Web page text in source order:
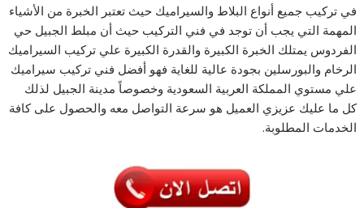
في تركيب جميع أنواع البلاط والسيراميك حيث تعتبر الخبرة من الأشياء
المهمة التي يجب أن توجد في فني التركيب حيث أن مبلط الجبيل حي
الفردوس يمتلك الخبرة الكبيرة والقدرة الكبيرة علي تركيب السيراميك
الرخام والبورسلين بجودة عالية للغاية فهو أفضل فني تركيب سيراميك
علي مستوي المملكة العربية السعودية وخصوصاً مدينة الجبيل لذلك
كل ما عليك عزيزي العميل هو سرعة التواصل معه والحصول على كافة
الخدمات المطلوبة.